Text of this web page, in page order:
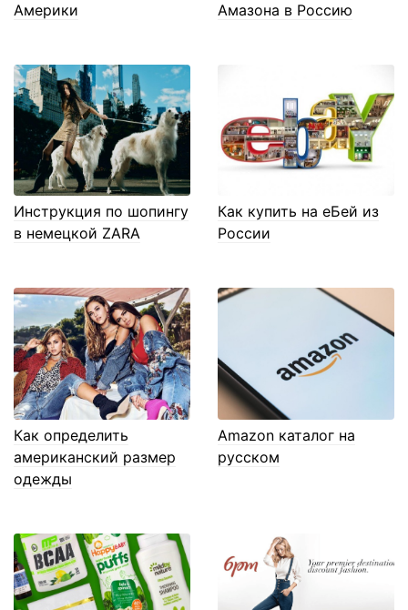
Америки
Амазона в Россию
Инструкция по шопингу
в немецкой ZARA
Как купить на еБей из
России
Как определить
американский размер
одежды
Amazon каталог на
русском